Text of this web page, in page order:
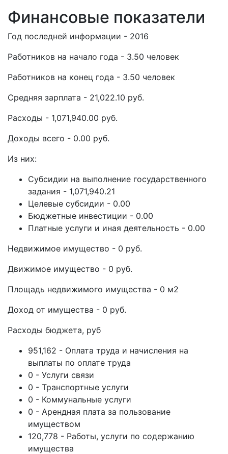
Финансовые показатели
Год последней информации - 2016
Работников на начало года - 3.50 человек
Работников на конец года - 3.50 человек
Средняя зарплата - 21,022.10 руб.
Расходы - 1,071,940.00 руб.
Доходы всего - 0.00 руб.
Из них:
Субсидии на выполнение государственного
задания - 1,071,940.21
Целевые субсидии - 0.00
Бюджетные инвестиции - 0.00
Платные услуги и иная деятельность - 0.00
Недвижимое имущество - 0 руб.
Движимое имущество - 0 руб.
Площадь недвижимого имущества - 0 м2
Доход от имущества - 0 руб.
Расходы бюджета, руб
951,162 - Оплата труда и начисления на
выплаты по оплате труда
0 - Услуги связи
0 - Транспортные услуги
0 - Коммунальные услуги
0 - Арендная плата за пользование
имуществом
120,778 - Работы, услуги по содержанию
имущества